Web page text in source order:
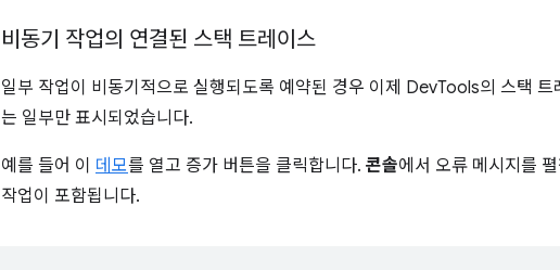
비동기 작업의 연결된 스택 트레이스
일부 작업이 비동기적으로 실행되도록 예약된 경우 이제 DevTools의 스택
는 일부만 표시되었습니다.
예를 들어 이 데모를 열고 증가 버튼을 클릭합니다. 콘솔에서 오류 메시지를
작업이 포함됩니다.